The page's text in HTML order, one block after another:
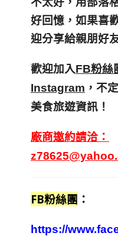
好回憶， 如果喜
迎分享給親朋好
歡迎加入FB粉絲
Instagram ，不
美食旅遊資訊！
廠商邀約請洽：
FB粉絲團 ：
https://